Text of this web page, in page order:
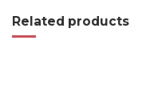
Related products